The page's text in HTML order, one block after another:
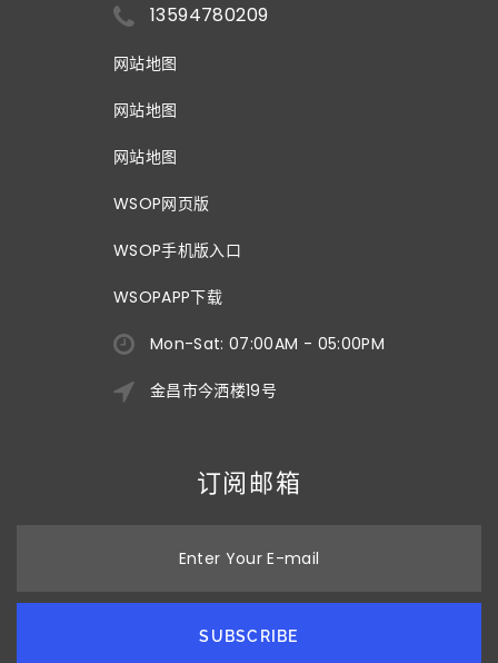
13594780209
网站地图
网站地图
网站地图
WSOP网页版
WSOP手机版入口
WSOPAPP下载
Mon-Sat: 07:00AM - 05:00PM
金昌市今洒楼19号
订阅邮箱
Enter Your E-mail
SUBSCRIBE